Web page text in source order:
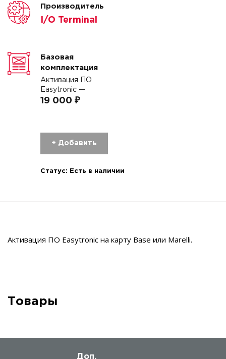
Производитель
I/O Terminal
Базовая
комплектация
Активация ПО
Easytronic —
19 000 ₽
+ Добавить
Статус: Есть в наличии
Активация ПО Easytronic на карту Base или Marelli.
Товары
Доп.